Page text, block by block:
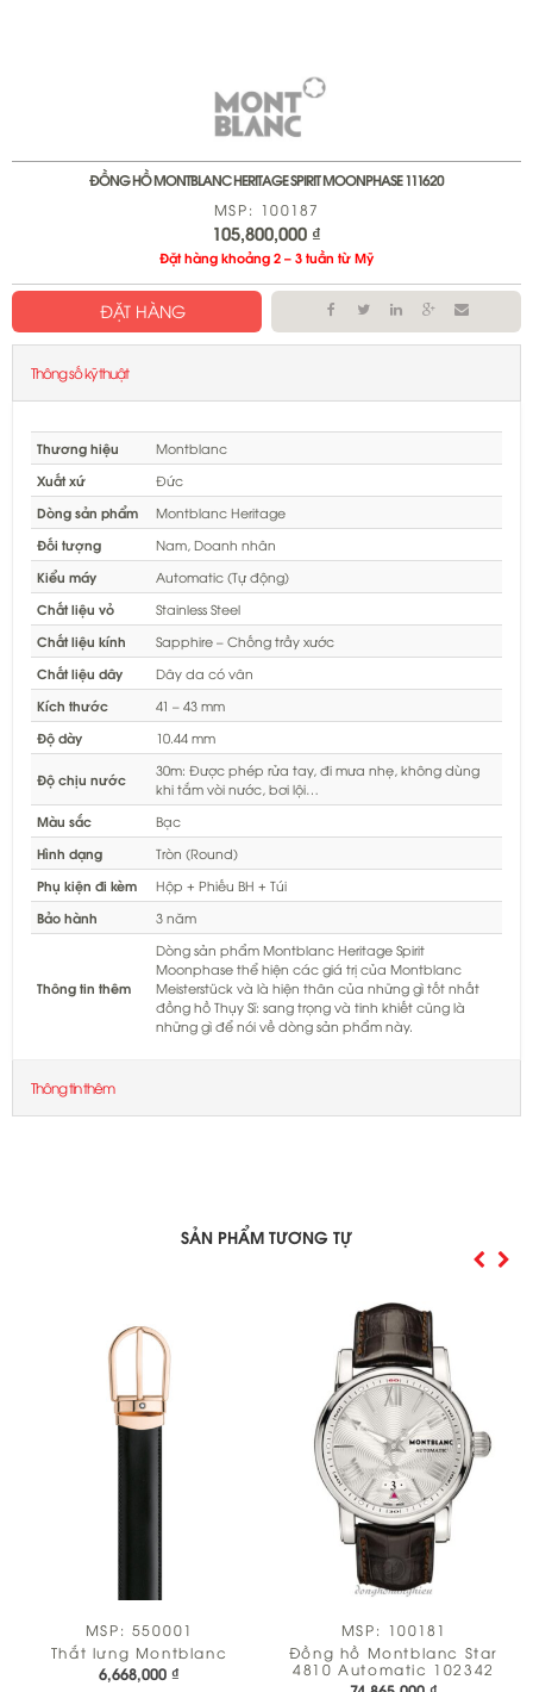
ĐỒNG HỒ MONTBLANC HERITAGE SPIRIT MOONPHASE 111620
MSP: 100187
105,800,000 ₫
Đặt hàng khoảng 2 – 3 tuần từ Mỹ
ĐẶT HÀNG
Thông số kỹ thuật
Thương hiệu
Montblanc
Xuất xứ
Đức
Dòng sản phẩm
Montblanc Heritage
Đối tượng
Nam, Doanh nhân
Kiểu máy
Automatic (Tự động)
Chất liệu vỏ
Stainless Steel
Chất liệu kính
Sapphire – Chống trầy xước
Chất liệu dây
Dây da có vân
Kích thước
41 – 43 mm
Độ dày
10.44 mm
Độ chịu nước
30m: Được phép rửa tay, đi mưa nhẹ, không dùng
khi tắm vòi nước, bơi lội…
Màu sắc
Bạc
Hình dạng
Tròn (Round)
Phụ kiện đi kèm
Hộp + Phiếu BH + Túi
Bảo hành
3 năm
Thông tin thêm
Dòng sản phẩm Montblanc Heritage Spirit
Moonphase thể hiện các giá trị của Montblanc
Meisterstück và là hiện thân của những gì tốt nhất
đồng hồ Thụy Sĩ: sang trọng và tinh khiết cũng là
những gì để nói về dòng sản phẩm này.
Thông tin thêm
SẢN PHẨM TƯƠNG TỰ
MSP: 550001
Thắt lưng Montblanc
6,668,000 ₫
MSP: 100181
Đồng hồ Montblanc Star
4810 Automatic 102342